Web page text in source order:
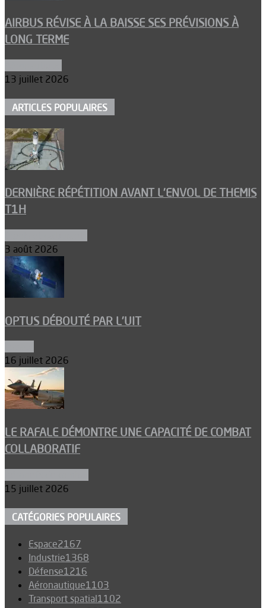
AIRBUS RÉVISE À LA BAISSE SES PRÉVISIONS À
LONG TERME
13 juillet 2026
ARTICLES POPULAIRES
DERNIÈRE RÉPÉTITION AVANT L’ENVOL DE THEMIS
T1H
3 août 2026
OPTUS DÉBOUTÉ PAR L’UIT
16 juillet 2026
LE RAFALE DÉMONTRE UNE CAPACITÉ DE COMBAT
COLLABORATIF
15 juillet 2026
CATÉGORIES POPULAIRES
Espace2167
Industrie1368
Défense1216
Aéronautique1103
Transport spatial1102